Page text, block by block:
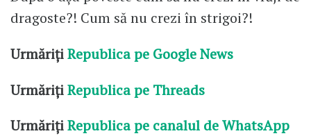
dragoste?! Cum să nu crezi în strigoi?!
UrmărițiRepublica pe Google News
UrmărițiRepublica pe Threads
UrmărițiRepublica pe canalul de WhatsApp